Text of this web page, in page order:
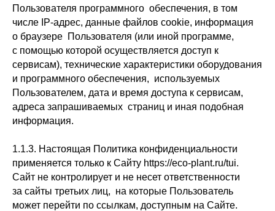
Пользователя программного обеспечения, в том
числе IP-адрес, данные файлов cookie, информация
о браузере Пользователя (или иной программе,
с помощью которой осуществляется доступ к
сервисам), технические характеристики оборудования
и программного обеспечения, используемых
Пользователем, дата и время доступа к сервисам,
адреса запрашиваемых страниц и иная подобная
информация.
1.1.3. Настоящая Политика конфиденциальности
применяется только к Сайту https://eco-plant.ru/tui.
Сайт не контролирует и не несет ответственности
за сайты третьих лиц, на которые Пользователь
может перейти по ссылкам, доступным на Сайте.